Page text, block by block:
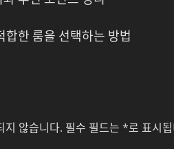
합한 룸을 선택하는 방법
지 않습니다. 필수 필드는 *로 표시